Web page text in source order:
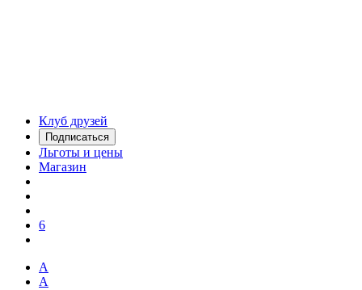
Клуб друзей
Подписаться
Льготы и цены
Магазин
6
А
А